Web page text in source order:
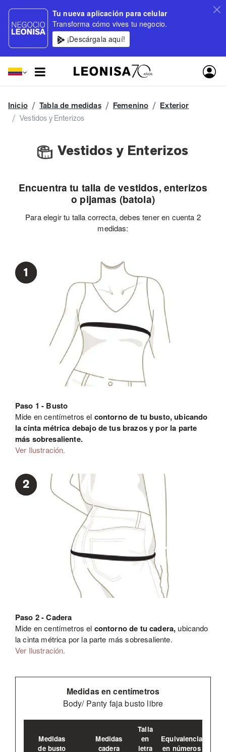
Tu nueva aplicación para celular
Transforma cómo vives tu negocio.
¡Descárgala aquí!
Inicio Tabla de medidas Femenino Exterior
Vestidos y Enterizos
Vestidos y Enterizos
Encuentra tu talla de vestidos, enterizos
o pijamas (batola)
Para elegir tu talla correcta, debes tener en cuenta 2
medidas:
Paso 1 - Busto
Mide en centímetros el contorno de tu busto, ubicando
la cinta métrica debajo de tus brazos y por la parte
más sobresaliente.
Ver Ilustración.
Paso 2 - Cadera
Mide en centímetros el contorno de tu cadera, ubicando
la cinta métrica por la parte más sobresaliente.
Ver Ilustración.
Medidas en centímetros
Body/ Panty faja busto libre
Medidas
de busto
Medidas
cadera
Talla
en
letra
Equivalencia
en números